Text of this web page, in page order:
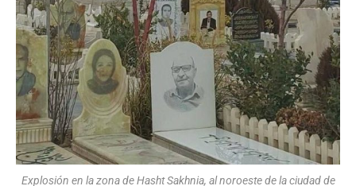
Explosión en la zona de Hasht Sakhnia, al noroeste de la ciudad de